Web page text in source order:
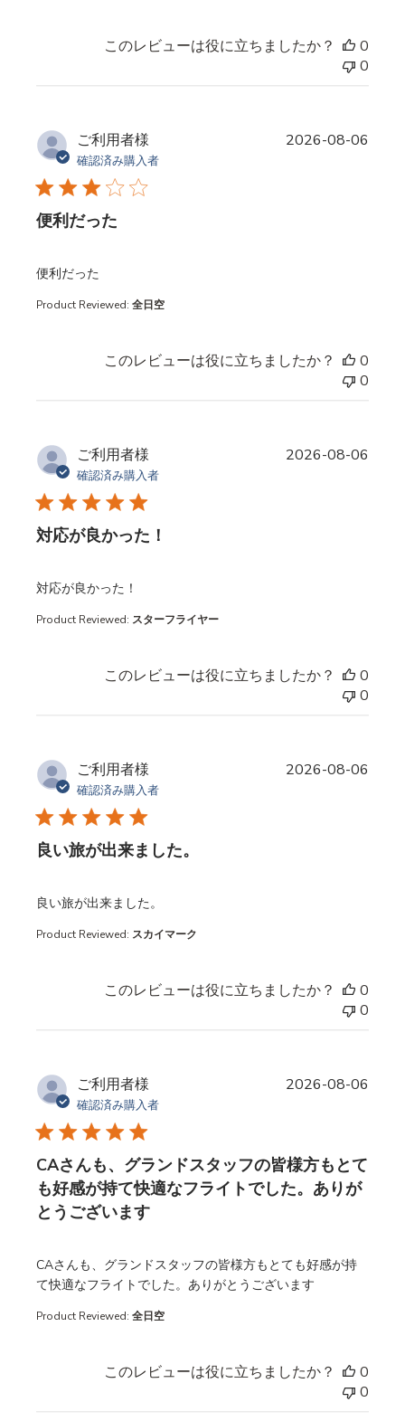
このレビューは役に立ちましたか？
0
0
ご利用者様
確認済み購入者
便利だった
便利だった
read more about review content
Product Reviewed: 全日空
2026-08-06
このレビューは役に立ちましたか？
0
0
ご利用者様
確認済み購入者
対応が良かった！
対応が良かった！
read more about review content
Product Reviewed: スターフライヤー
2026-08-06
このレビューは役に立ちましたか？
0
0
ご利用者様
確認済み購入者
良い旅が出来ました。
良い旅が出来ました。
read more about review content
Product Reviewed: スカイマーク
2026-08-06
このレビューは役に立ちましたか？
0
0
ご利用者様
確認済み購入者
CAさんも、グランドスタッフの皆様方もとて
も好感が持て快適なフライトでした。ありが
とうございます
CAさんも、グランドスタッフの皆様方もとても好感が持
て快適なフライトでした。ありがとうございます
read more about review content
Product Reviewed: 全日空
2026-08-06
このレビューは役に立ちましたか？
0
0